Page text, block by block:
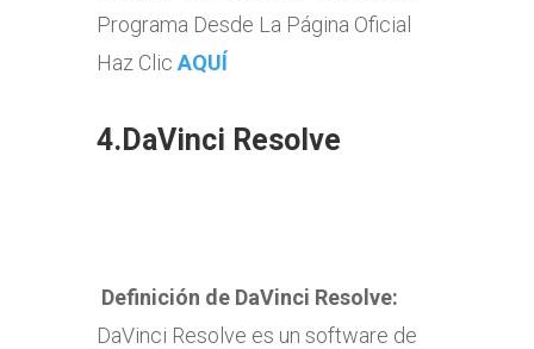
Programa Desde La Página Oficial
Haz Clic AQUÍ
4. DaVinci Resolve
Definición de DaVinci Resolve:
DaVinci Resolve es un software de